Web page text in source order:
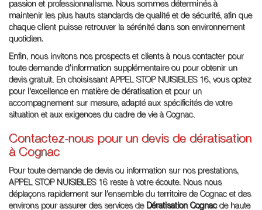
passion et professionnalisme. Nous sommes déterminés à
maintenir les plus hauts standards de qualité et de sécurité, afin que
chaque client puisse retrouver la sérénité dans son environnement
quotidien.
Enfin, nous invitons nos prospects et clients à nous contacter pour
toute demande d'information supplémentaire ou pour obtenir un
devis gratuit. En choisissant APPEL STOP NUISIBLES 16, vous optez
pour l'excellence en matière de dératisation et pour un
accompagnement sur mesure, adapté aux spécificités de votre
situation et aux exigences du cadre de vie à Cognac.
Contactez-nous pour un devis de dératisation
à Cognac
Pour toute demande de devis ou information sur nos prestations,
APPEL STOP NUISIBLES 16 reste à votre écoute. Nous nous
déplaçons rapidement sur l'ensemble du territoire de Cognac et des
environs pour assurer des services de Dératisation Cognacde haute